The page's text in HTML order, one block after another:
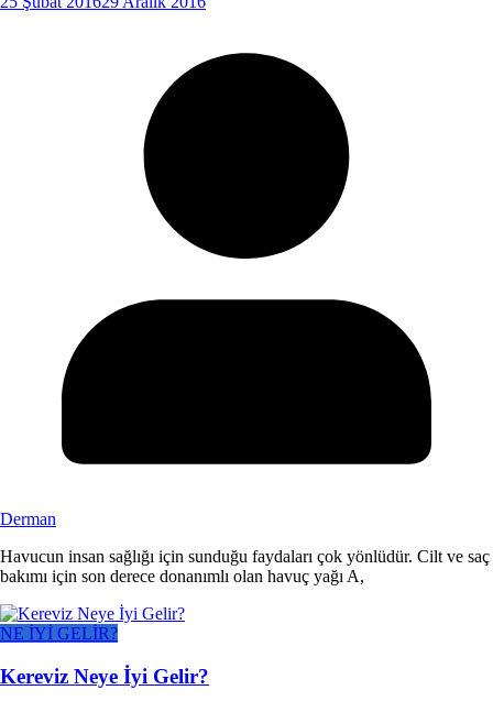
Derman
Havucun insan sağlığı için sunduğu faydaları çok yönlüdür. Cilt ve saç
bakımı için son derece donanımlı olan havuç yağı A,
NE İYİ GELİR?
Kereviz Neye İyi Gelir?